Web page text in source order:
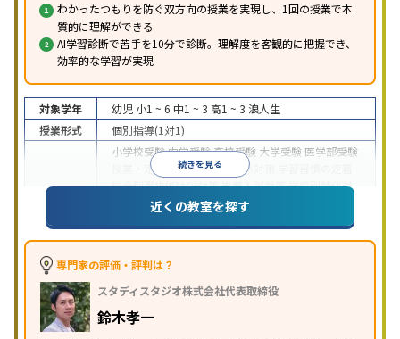
わかったつもりを防ぐ双方向の授業を実現し、1回の授業で本
質的に理解ができる
AI学習診断で苦手を10分で診断。理解度を客観的に把握でき、
効率的な学習が実現
続きを見る
対象学年 幼児 小1 ~ 6 中1 ~ 3 高1 ~ 3 浪人生
授業形式
個別指導(1対1)
小学校受験中学受験高校受験 大学受験 医学部受験
授業・定期テスト対策
内申点対策
総合型選抜(旧AO)対策推薦入試対策学校別特化対
国公立大対策私大対策 共通テスト対策
語・英会話特化対策その他科目別特化対策
特徴
中高一貫校生に対応
応
学習にPC・タブレットを利用
科目から受講可能季節講習のみの受講可
の子どもに対応
※2023年3月調査。
近くの教室を探す
専門家の評価・評判は？
スタディスタジオ株式会社代表取締役
鈴木孝一